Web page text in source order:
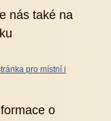
nás také na
pro místní i
o